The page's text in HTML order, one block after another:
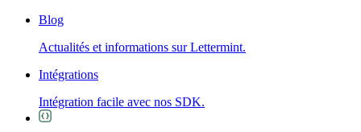
Blog
Actualités et informations sur Lettermint.
Intégrations
Intégration facile avec nos SDK.